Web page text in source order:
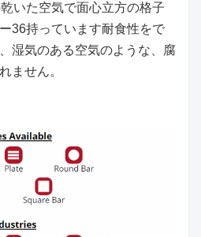
いた空気で面心立方の格子
36持っています耐食性をで
湿気のある空気のような、腐
ません。